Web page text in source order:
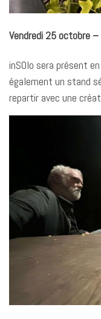
Vendredi 25 octobre
inSOlo sera présent
également un stand
repartir avec une